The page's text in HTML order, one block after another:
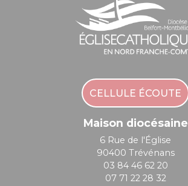
CELLULE ÉCOUTE
Maison diocésaine
6 Rue de l'Église
90400 Trévénans
03 84 46 62 20
07 71 22 28 32